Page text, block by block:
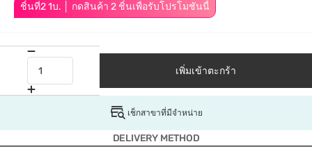
ชิ้นที่2 1บ. │ กดสินค้า 2 ชิ้นเพื่อรับโปรโมชันนี้
เพิ่มเข้าตะกร้า
เช็กสาขาที่มีจำหน่าย
DELIVERY METHOD